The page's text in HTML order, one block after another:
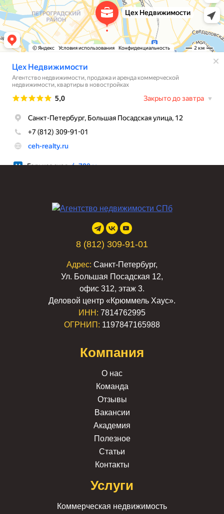
8 (812) 309-91-01
Адрес: Санкт-Петербург,
Ул. Большая Посадская 12,
офис 312, этаж 3.
Деловой центр «Крюммель Хаус».
ИНН: 7814762995
ОГРНИП: 1197847165988
Компания
О нас
Команда
Отзывы
Вакансии
Академия
Полезное
Статьи
Контакты
Услуги
Коммерческая недвижимость